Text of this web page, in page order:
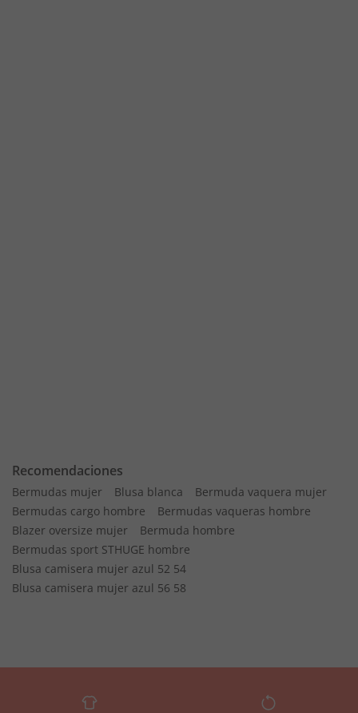
Recomendaciones
Bermudas mujer Blusa blanca
Bermuda vaquera mujer
Bermudas cargo hombre
Bermudas vaqueras hombre
Blazer oversize mujer
Bermuda hombre
Bermudas sport STHUGE hombre
Blusa camisera mujer azul 52 54
Blusa camisera mujer azul 56 58